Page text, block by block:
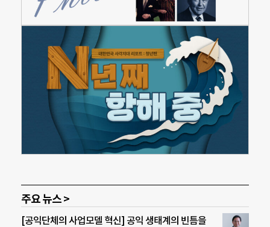
주요 뉴스 >
[공익단체의 사업모델 혁신] 공익 생태계의 빈틈을